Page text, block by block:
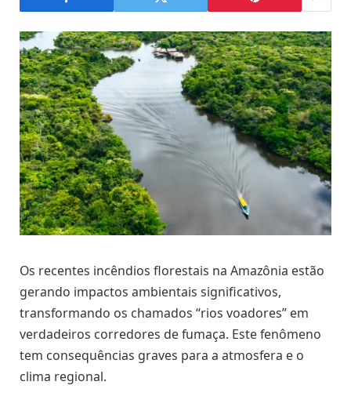
Os recentes incêndios florestais na Amazônia estão
gerando impactos ambientais significativos,
transformando os chamados “rios voadores” em
verdadeiros corredores de fumaça. Este fenômeno
tem consequências graves para a atmosfera e o
clima regional.